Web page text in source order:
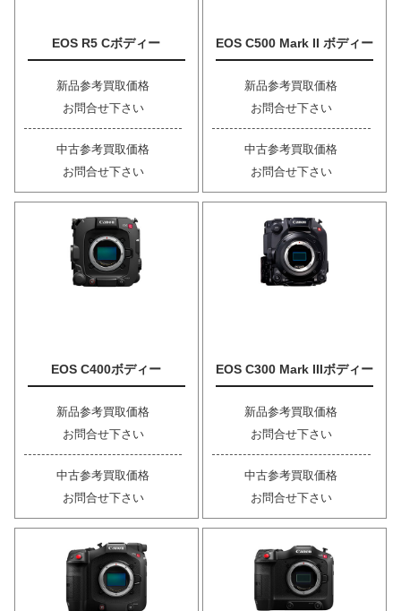
EOS R5 Cボディー
新品参考買取価格
お問合せ下さい
中古参考買取価格
お問合せ下さい
EOS C500 Mark II ボディー
新品参考買取価格
お問合せ下さい
中古参考買取価格
お問合せ下さい
EOS C400ボディー
新品参考買取価格
お問合せ下さい
中古参考買取価格
お問合せ下さい
EOS C300 Mark IIIボディー
新品参考買取価格
お問合せ下さい
中古参考買取価格
お問合せ下さい